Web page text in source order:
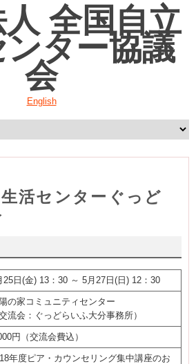
全国自立
ター協議
会
English
活センターぐっど
25日(金) 13：30 ～ 5月27日(日) 12：30
の家コミュニティセンター
交流会：ぐっどらいふ大分事務所）
円（交流会費込）
年度ピア・カウンセリング集中講座のお